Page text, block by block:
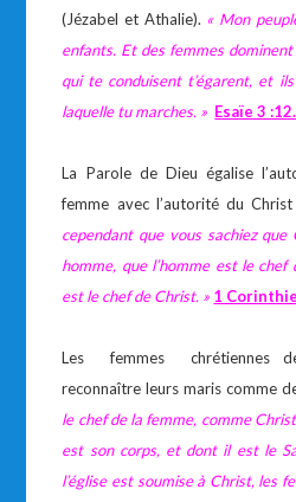
(Jézabel et Athalie). « Mon
enfants. Et des femmes
qui te conduisent t’égarent, et
laquelle tu marches. » Esaïe 3 :12.
La Parole de Dieu égalise
femme avec l’autorité du Christ
cependant que vous sachiez
homme, que l’homme est le
est le chef de Christ. » 1
Les femmes chrétiennes
reconnaître leurs maris comme
le chef de la femme, comme
est son corps, et dont il est le
l’église est soumise à Christ, les